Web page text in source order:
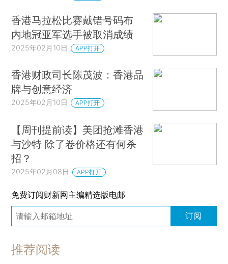
香港马拉松比赛戴错号码布
内地冠亚军选手被取消成绩
2025年02月10日 APP打开
香港财政司长陈茂波：香港品
牌与创意经济
2025年02月10日 APP打开
【周刊提前读】美团抢滩香港
与沙特 除了卷价格还有何杀
招？
2025年02月08日 APP打开
免费订阅财新网主编精选版电邮
订阅
推荐阅读